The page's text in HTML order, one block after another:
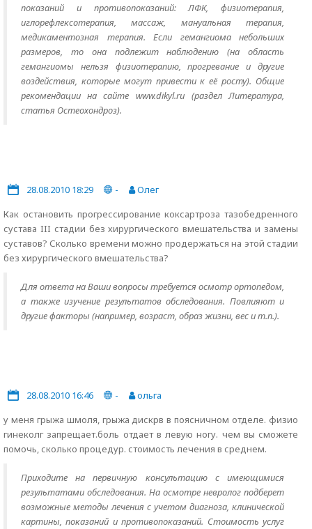
показаний и противопоказаний: ЛФК, физиотерапия,
иглорефлексотерапия, массаж, мануальная терапия,
медикаментозная терапия. Если гемангиома небольших
размеров, то она подлежит наблюдению (на область
гемангиомы нельзя физиотерапию, прогревание и другие
воздействия, которые могут привести к её росту). Общие
рекомендации на сайте www.dikyl.ru (раздел Литература,
статья Остеохондроз).
28.08.2010 18:29 -
Олег
Как остановить прогрессирование коксартроза тазобедренного
сустава III стадии без хирургического вмешательства и замены
суставов? Сколько времени можно продержаться на этой стадии
без хирургического вмешательства?
Для ответа на Ваши вопросы требуется осмотр ортопедом,
а также изучение результатов обследования. Повлияют и
другие факторы (например, возраст, образ жизни, вес и т.п.).
28.08.2010 16:46 -
ольга
у меня грыжа шмоля, грыжа дискрв в поясничном отделе. физио
гинеколг запрещает.боль отдает в левую ногу. чем вы сможете
помочь, сколько процедур. стоимость лечения в среднем.
Приходите на первичную консультацию с имеющимися
результатами обследования. На осмотре невролог подберет
возможные методы лечения с учетом диагноза, клинической
картины, показаний и противопоказаний. Стоимость услуг